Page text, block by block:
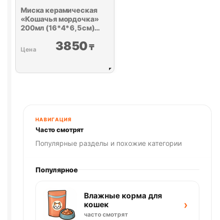
Миска керамическая
«Кошачья мордочка»
200мл (16*4*6,5см)
3850₸
НАВИГАЦИЯ
Часто смотрят
Популярные разделы и похожие категории
Популярное
Влажные корма для
кошек
часто смотрят
›